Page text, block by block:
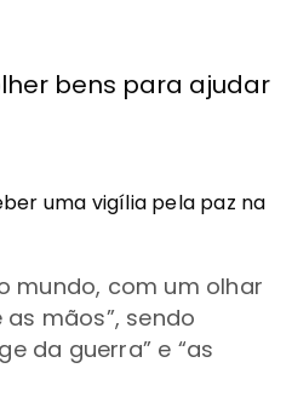
bens para ajudar
uma vigília pela paz na
mundo, com um olhar
as mãos”, sendo
da guerra” e “as